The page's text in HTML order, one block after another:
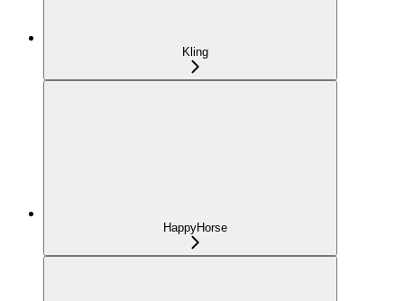
Kling
HappyHorse